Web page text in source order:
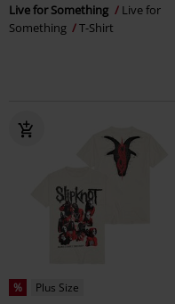
Live for Something
Live for
Something
T-Shirt
% Plus Size